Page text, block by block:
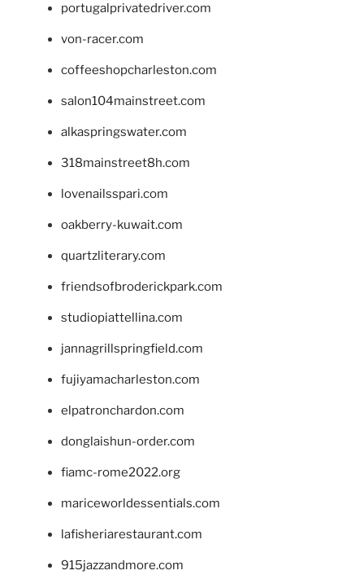
portugalprivatedriver.com
von-racer.com
coffeeshopcharleston.com
salon104mainstreet.com
alkaspringswater.com
318mainstreet8h.com
lovenailsspari.com
oakberry-kuwait.com
quartzliterary.com
friendsofbroderickpark.com
studiopiattellina.com
jannagrillspringfield.com
fujiyamacharleston.com
elpatronchardon.com
donglaishun-order.com
fiamc-rome2022.org
mariceworldessentials.com
lafisheriarestaurant.com
915jazzandmore.com